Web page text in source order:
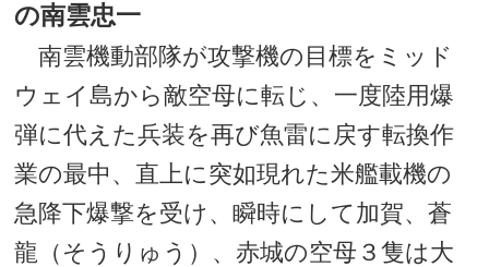
の南雲忠一
南雲機動部隊が攻撃機の目標をミッド
ウェイ島から敵空母に転じ、一度陸用爆
弾に代えた兵装を再び魚雷に戻す転換作
業の最中、直上に突如現れた米艦載機の
急降下爆撃を受け、瞬時にして加賀、蒼
龍（そうりゅう）、赤城の空母３隻は大